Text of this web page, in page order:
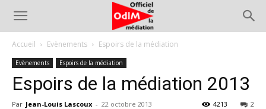
Accueil Evènements Espoirs de la médiation
Evènements Espoirs de la médiation
Espoirs de la médiation 2013
Par Jean-Louis Lascoux - 22 octobre 2013 2
4213